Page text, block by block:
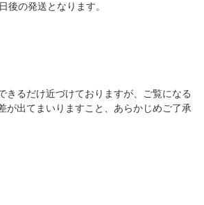
後の発送となります。
きるだけ近づけておりますが、ご覧になる
が出てまいりますこと、あらかじめご了承